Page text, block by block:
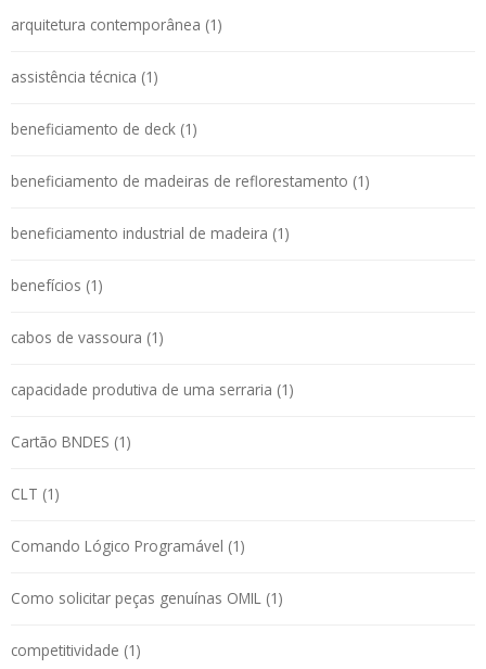
arquitetura contemporânea (1)
assistência técnica (1)
beneficiamento de deck (1)
beneficiamento de madeiras de reflorestamento (1)
beneficiamento industrial de madeira (1)
benefícios (1)
cabos de vassoura (1)
capacidade produtiva de uma serraria (1)
Cartão BNDES (1)
CLT (1)
Comando Lógico Programável (1)
Como solicitar peças genuínas OMIL (1)
competitividade (1)